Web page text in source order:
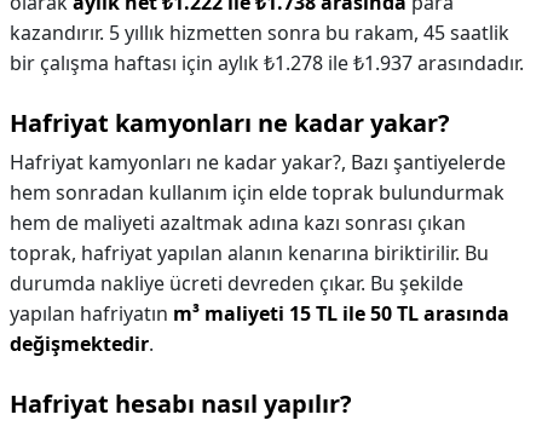
kazandırır. 5 yıllık hizmetten sonra bu rakam, 45 saatlik
bir çalışma haftası için aylık ₺1.278 ile ₺1.937 arasındadır.
Hafriyat kamyonları ne kadar yakar?
Hafriyat kamyonları ne kadar yakar?, Bazı şantiyelerde
hem sonradan kullanım için elde toprak bulundurmak
hem de maliyeti azaltmak adına kazı sonrası çıkan
toprak, hafriyat yapılan alanın kenarına biriktirilir. Bu
durumda nakliye ücreti devreden çıkar. Bu şekilde
yapılan hafriyatın m³ maliyeti 15 TL ile 50 TL arasında
değişmektedir.
Hafriyat hesabı nasıl yapılır?